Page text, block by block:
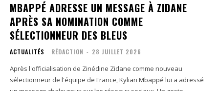
MBAPPÉ ADRESSE UN MESSAGE À ZIDANE
APRÈS SA NOMINATION COMME
SÉLECTIONNEUR DES BLEUS
ACTUALITÉS RÉDACTION - 28 JUILLET 2026
Après l'officialisation de Zinédine Zidane comme nouveau
sélectionneur de l'équipe de France, Kylian Mbappé lui a adressé